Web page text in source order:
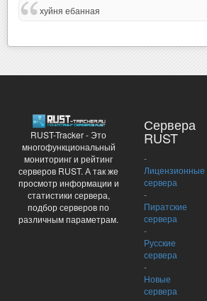
хуйня ебанная
RUST-Tracker - Это
многофункциональный
мониторинг и рейтинг
серверов RUST. А так же
просмотр информации и
статистики сервера,
подбор серверов по
различным параметрам.
Сервера
RUST
-
Лицензионные
сервера
-
Пиратские
сервера
-
Русские
сервера
-
Новые
сервера